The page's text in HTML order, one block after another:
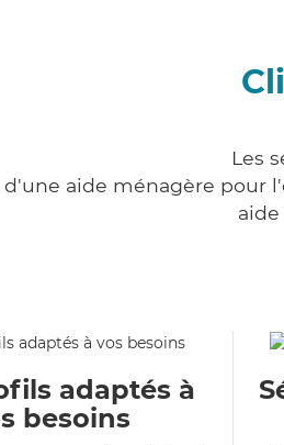
Les
d'une aide ménagère pour
adaptés à
besoins